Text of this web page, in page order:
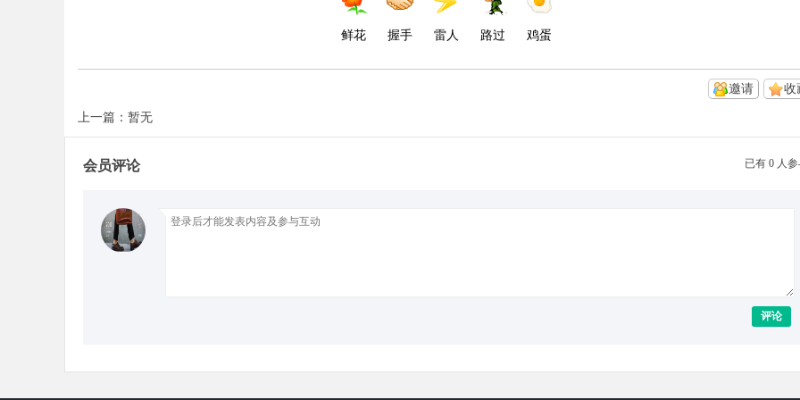
鲜花 握手 雷人 路过 鸡蛋
收
邀请
上一篇：暂无
已有 0 人
会员评论
评论